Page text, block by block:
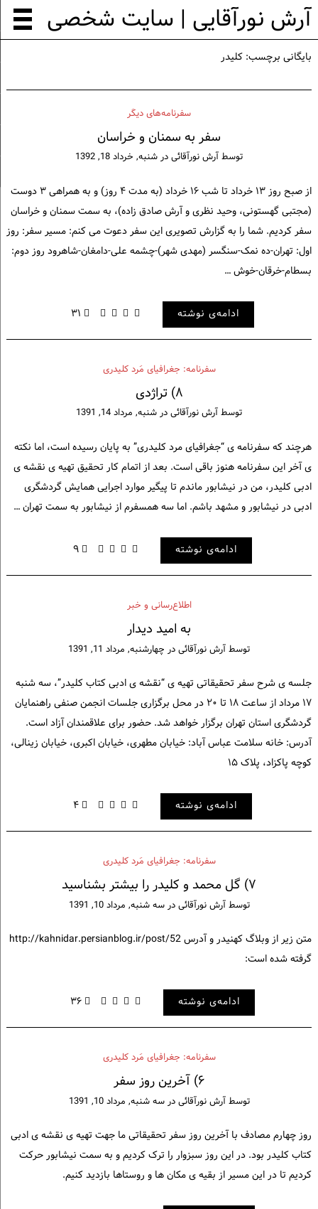
آرش نورآقایی | سایت شخصی
بایگانی برچسب: کلیدر
سفرنامه‌های دیگر
سفر به سمنان و خراسان
توسطآرش نورآقائیدرشنبه, خرداد 18, 1392
از صبح روز ۱۳ خرداد تا شب ۱۶ خرداد (به مدت ۴ روز) و به همراهی ۳ دوست
(مجتبی گهستونی، وحید نظری و آرش صادق زاده)، به سمت سمنان و خراسان
سفر کردیم. شما را به گزارش تصویری این سفر دعوت می کنم: مسیر سفر: روز
اول: تهران-ده نمک-سنگسر (مهدی شهر)-چشمه علی-دامغان-شاهرود روز دوم:
بسطام-خرقان-خوش …
ادامه‌ی نوشته ۳۱
سفرنامه: جغرافیای مَرد کلیدری
۸) تراژدی
توسطآرش نورآقائیدرشنبه, مرداد 14, 1391
هرچند که سفرنامه ی “جغرافیای مرد کلیدری” به پایان رسیده است، اما نکته
ی آخر این سفرنامه هنوز باقی است. بعد از اتمام کار تحقیق تهیه ی نقشه ی
ادبی کلیدر، من در نیشابور ماندم تا پیگیر موارد اجرایی همایش گردشگری
ادبی در نیشابور و مشهد باشم. اما سه همسفرم از نیشابور به سمت تهران …
ادامه‌ی نوشته ۹
اطلاع‌رسانی و خبر
به امید دیدار
توسطآرش نورآقائیدر چهارشنبه, مرداد 11, 1391
جلسه ی شرح سفر تحقیقاتی تهیه ی “نقشه ی ادبی کتاب کلیدر”، سه شنبه
۱۷ مرداد از ساعت ۱۸ تا ۲۰ در محل برگزاری جلسات انجمن صنفی راهنمایان
گردشگری استان تهران برگزار خواهد شد. حضور برای علاقمندان آزاد است.
آدرس: خانه سلامت عباس آباد: خیابان مطهری، خیابان اکبری، خیابان زینالی،
کوچه پاکزاد، پلاک ۱۵
ادامه‌ی نوشته ۴
سفرنامه: جغرافیای مَرد کلیدری
۷) گل محمد و کلیدر را بیشتر بشناسید
توسطآرش نورآقائی درسه شنبه, مرداد 10, 1391
متن زیر از وبلاگ کهنیدر و آدرس http://kahnidar.persianblog.ir/post/52
گرفته شده است:
ادامه‌ی نوشته ۳۶
سفرنامه: جغرافیای مَرد کلیدری
۶) آخرین روز سفر
توسطآرش نورآقائی درسه شنبه, مرداد 10, 1391
روز چهارم مصادف با آخرین روز سفر تحقیقاتی ما جهت تهیه ی نقشه ی ادبی
کتاب کلیدر بود. در این روز سبزوار را ترک کردیم و به سمت نیشابور حرکت
کردیم تا در این مسیر از بقیه ی مکان ها و روستاها بازدید کنیم.